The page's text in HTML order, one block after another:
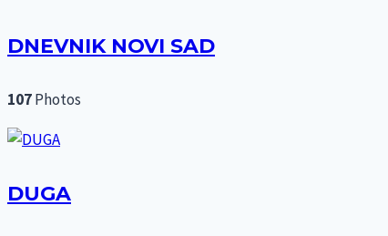
DNEVNIK NOVI SAD
107Photos
DUGA